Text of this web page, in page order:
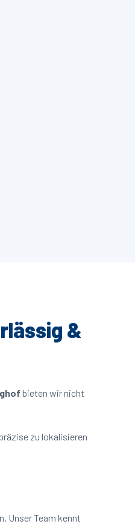
&
bieten wir nicht
zu lokalisieren
Unser Team kennt